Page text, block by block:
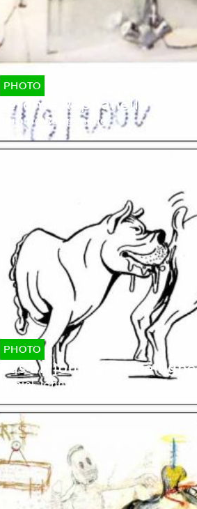
PHOTO
Jérôme Rappanello
Jérôme Rappanello
PHOTO
Pas un jour sans une ligne
Daniel Johnston